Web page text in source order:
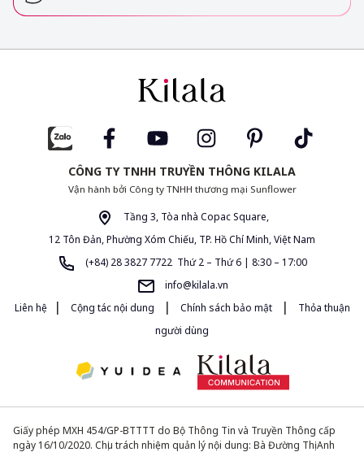
CÔNG TY TNHH TRUYỀN THÔNG KILALA
Vận hành bởi Công ty TNHH thương mại Sunflower
Tầng 3, Tòa nhà Copac Square,
12 Tôn Đản, Phường Xóm Chiếu, TP. Hồ Chí Minh, Việt Nam
(+84) 28 3827 7722 Thứ 2 – Thứ 6 | 8:30 – 17:00
info@kilala.vn
Liên hệ
| Cộng tác nội dung | Chính sách bảo mật |
Thỏa thuận
người dùng
Giấy phép MXH 454/GP-BTTTT do Bộ Thông Tin và Truyền Thông cấp
ngày 16/10/2020. Chịu trách nhiệm quản lý nội dung: Bà Đường Thị Anh